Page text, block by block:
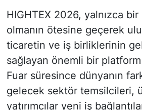
HIGHTEX 2026, yalnızca bir
olmanın ötesine geçerek
ticaretin ve iş birliklerinin
sağlayan önemli bir
Fuar süresince dünyanın
gelecek sektör temsilcileri,
yatırımcılar yeni iş